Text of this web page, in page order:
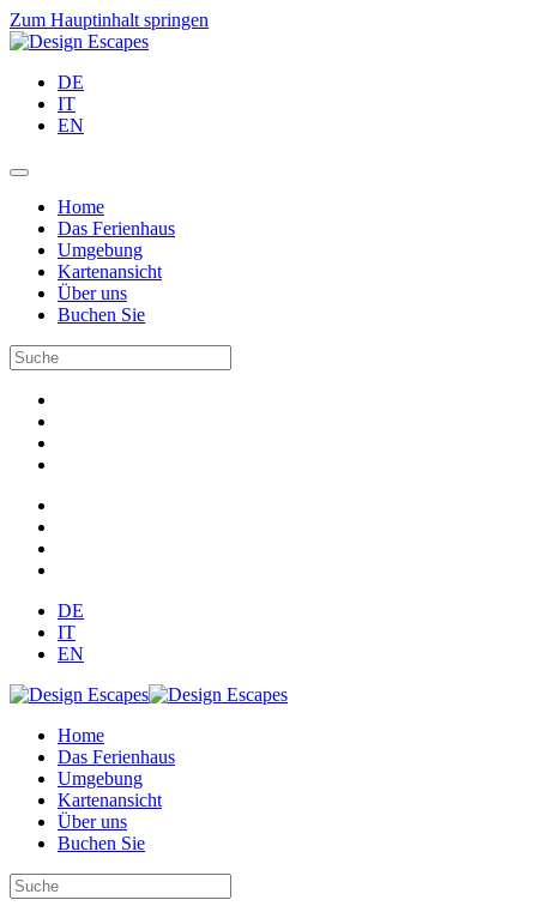
Zum Hauptinhalt springen
DE
IT
EN
Home
Das Ferienhaus
Umgebung
Kartenansicht
Über uns
Buchen Sie
DE
IT
EN
Home
Das Ferienhaus
Umgebung
Kartenansicht
Über uns
Buchen Sie